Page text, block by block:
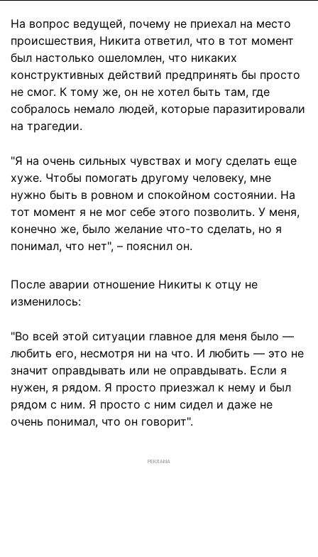
На вопрос ведущей, почему не приехал на место
происшествия, Никита ответил, что в тот момент
был настолько ошеломлен, что никаких
конструктивных действий предпринять бы просто
не смог. К тому же, он не хотел быть там, где
собралось немало людей, которые паразитировали
на трагедии.
"Я на очень сильных чувствах и могу сделать еще
хуже. Чтобы помогать другому человеку, мне
нужно быть в ровном и спокойном состоянии. На
тот момент я не мог себе этого позволить. У меня,
конечно же, было желание что-то сделать, но я
понимал, что нет", – пояснил он.
После аварии отношение Никиты к отцу не
изменилось:
"Во всей этой ситуации главное для меня было —
любить его, несмотря ни на что. И любить — это не
значит оправдывать или не оправдывать. Если я
нужен, я рядом. Я просто приезжал к нему и был
рядом с ним. Я просто с ним сидел и даже не
очень понимал, что он говорит".
РЕКЛАМА